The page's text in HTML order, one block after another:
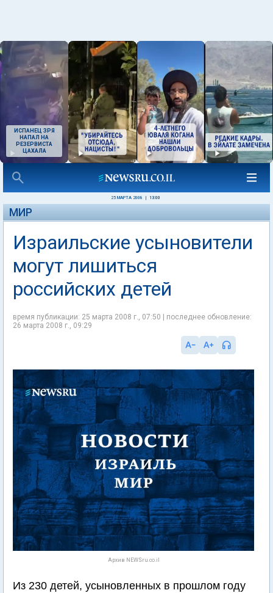
ИСПАНЕЦ ЗРЯ
НАПАЛ НА
РЕЗЕРВИСТА
ЦАХАЛА
25 МАРТА 2008 13:00
МИР
Израильские усыновители
могут лишиться
российских детей
время публикации: 25 марта 2008 г., 07:50 | последнее обновление:
26 марта 2008 г., 09:29
Архив NEWSru.co.il
Из 230 детей, усыновленных в прошлом году